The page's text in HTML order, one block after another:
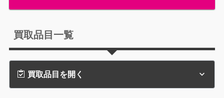
買取品目一覧
買取品目を開く